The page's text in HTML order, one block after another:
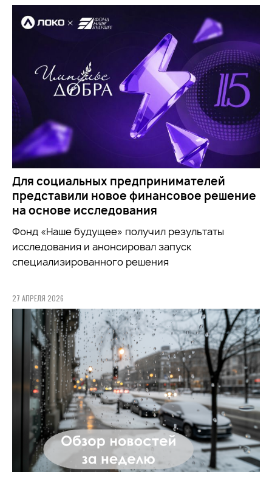
Для социальных предпринимателей
представили новое финансовое решение
на основе исследования
Фонд «Наше будущее» получил результаты
исследования и анонсировал запуск
специализированного решения
27 АПРЕЛЯ 2026